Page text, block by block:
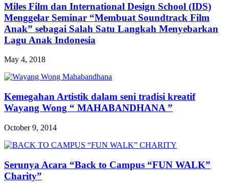
Miles Film dan International Design School (IDS)
Menggelar Seminar “Membuat Soundtrack Film
Anak” sebagai Salah Satu Langkah Menyebarkan
Lagu Anak Indonesia
May 4, 2018
Kemegahan Artistik dalam seni tradisi kreatif
Wayang Wong “ MAHABANDHANA ”
October 9, 2014
Serunya Acara “Back to Campus “FUN WALK”
Charity”